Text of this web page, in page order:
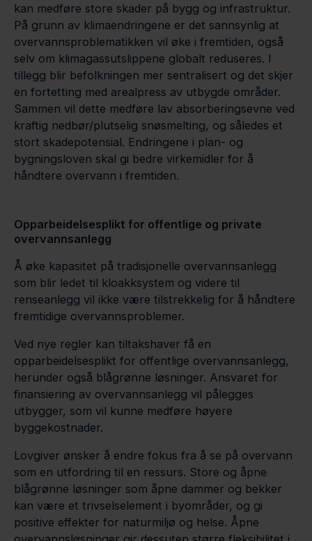
kan medføre store skader på bygg og infrastruktur.
På grunn av klimaendringene er det sannsynlig at
overvannsproblematikken vil øke i fremtiden, også
selv om klimagassutslippene globalt reduseres. I
tillegg blir befolkningen mer sentralisert og det skjer
en fortetting med arealpress av utbygde områder.
Sammen vil dette medføre lav absorberingsevne ved
kraftig nedbør/plutselig snøsmelting, og således et
stort skadepotensial. Endringene i plan- og
bygningsloven skal gi bedre virkemidler for å
håndtere overvann i fremtiden.
Opparbeidelsesplikt for offentlige og private
overvannsanlegg
Å øke kapasitet på tradisjonelle overvannsanlegg
som blir ledet til kloakksystem og videre til
renseanlegg vil ikke være tilstrekkelig for å håndtere
fremtidige overvannsproblemer.
Ved nye regler kan tiltakshaver få en
opparbeidelsesplikt for offentlige overvannsanlegg,
herunder også blågrønne løsninger. Ansvaret for
finansiering av overvannsanlegg vil pålegges
utbygger, som vil kunne medføre høyere
byggekostnader.
Lovgiver ønsker å endre fokus fra å se på overvann
som en utfordring til en ressurs. Store og åpne
blågrønne løsninger som åpne dammer og bekker
kan være et trivselselement i byområder, og gi
positive effekter for naturmiljø og helse. Åpne